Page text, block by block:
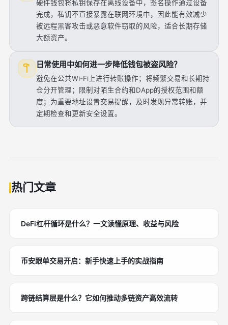
硬件钱包将私钥保存在离线设备中，签名操作通过设备
完成，私钥不直接暴露在联网环境中，因此能有效减少
被远程黑客攻击或恶意软件窃取的风险，适合长期存储
大额资产。
日常使用中如何进一步降低钱包被盗风险？
避免在公共Wi-Fi上进行转账操作；将频繁交易和长期持
仓分开管理；限制对陌生合约和DApp的授权范围和额
度；为重要地址设置交易提醒，及时发现异常转账，并
定期检查和更新安全设置。
热门文章
DeFi杠杆循环是什么？一文读懂原理、收益与风险
币安跟单交易开启：新手快速上手的实战指南
跨链结算层是什么？它如何推动多链资产高效流转